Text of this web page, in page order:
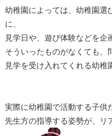
幼稚園によっては、幼稚園選
に、
見学日や、遊び体験などを企
そういったものがなくても、
見学を受け入れてくれる幼稚
実際に幼稚園で活動する子供
先生方の指導する姿勢が、リ